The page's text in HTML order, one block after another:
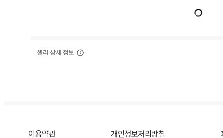
셀러 상세 정보
이용약관 개인정보처리방침